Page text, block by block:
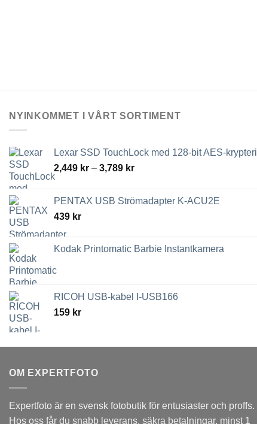
NYINKOMMET I VÅRT SORTIMENT
Lexar SSD TouchLock med 128-bit AES-
2,449 kr – 3,789 krPrisintervall:
3,789 kr
PENTAX USB Strömadapter K-ACU2E
439 kr
Kodak Printomatic Barbie Instantkamera
RICOH USB-kabel I-USB166
159 kr
OM EXPERTFOTO
Expertfoto är en svensk fotobutik för entusiaster och proffs.
Hos oss får du snabb leverans, säkra betalningar, minst 1